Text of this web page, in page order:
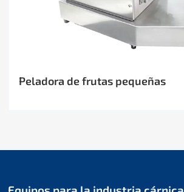
Peladora de frutas pequeñas